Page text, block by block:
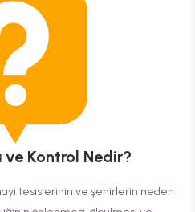
ve Kontrol Nedir?
tesislerinin ve şehirlerin neden